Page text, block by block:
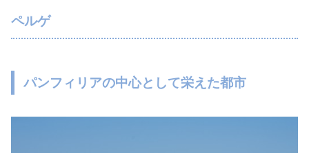
ペルゲ
パンフィリアの中心として栄えた都市